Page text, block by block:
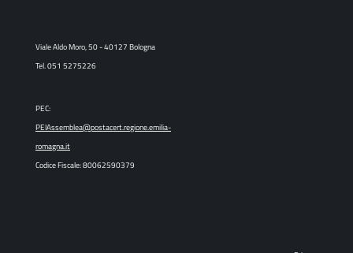
Viale Aldo Moro, 50 - 40127 Bologna
Tel. 051 5275226
PEC:
PEIAssemblea@postacert.regione.emilia-
romagna.it
Codice Fiscale: 80062590379